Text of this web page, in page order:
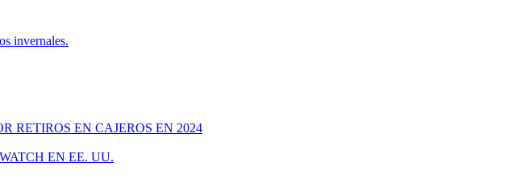
invernales.
RETIROS EN CAJEROS EN 2024
EN EE. UU.